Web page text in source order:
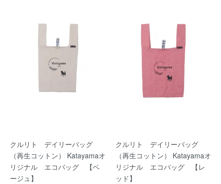
クルリト デイリーバッグ
（再生コットン） Katayamaオ
リジナル エコバッグ 【ベ
ージュ】
クルリト デイリーバッグ
（再生コットン） Katayamaオ
リジナル エコバッグ 【レ
ッド】